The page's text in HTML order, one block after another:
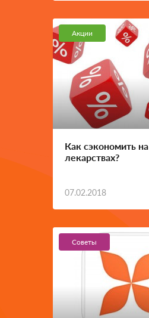
Акции
Как сэкономить на
лекарствах?
07.02.2018
Советы